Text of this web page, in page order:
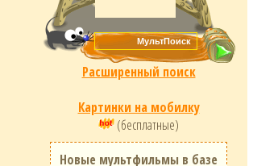
Расширенный поиск
Картинки на мобилку
(бесплатные)
Новые мультфильмы в базе